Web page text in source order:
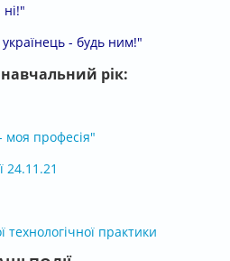
- будь ним!"
навчальний рік:
моя професія"
24.11.21
технологічної практики